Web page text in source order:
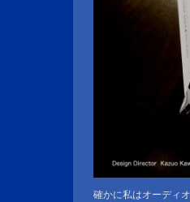
確かに私はオーディ